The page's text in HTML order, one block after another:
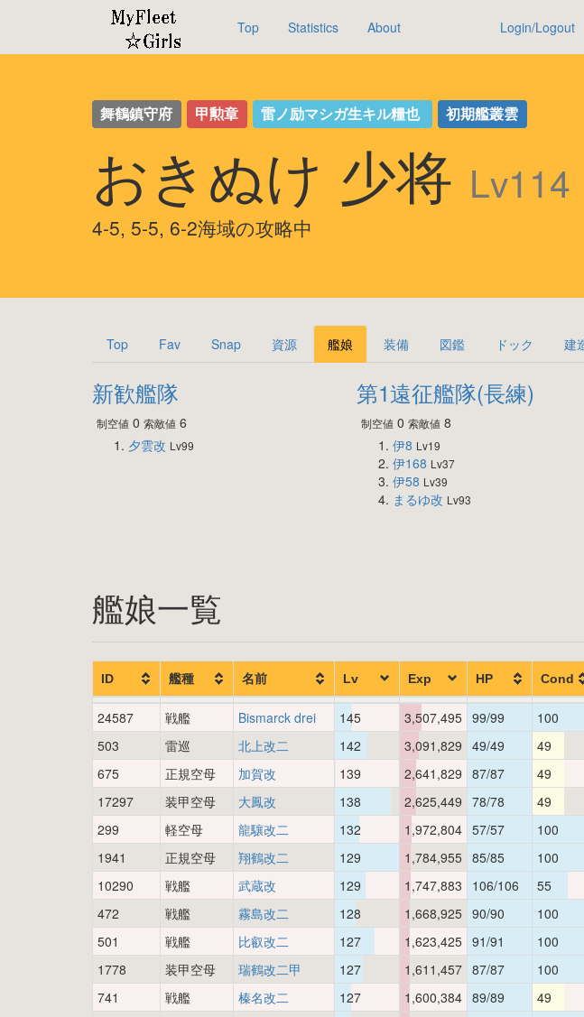
Top Statistics About Login/Logout
舞鶴鎮守府 甲勲章 雷ノ励マシガ生キル糧也 初期艦叢雲
おきぬけ 少将 Lv114
4-5, 5-5, 6-2海域の攻略中
Top Fav Snap 資源 艦娘 装備 図鑑 ドック 建
新歓艦隊
制空値 0 索敵値 6
夕雲改 Lv99
第1遠征艦隊(長練)
制空値0 索敵値8
伊8 Lv19
伊168 Lv37
伊58 Lv39
まるゆ改 Lv93
艦娘一覧
ID 艦種 名前 Lv Exp HP Cond
24587 戦艦 Bismarck drei 145 3,507,495 99/99 100
503
雷巡 北上改二 142 3,091,829 49/49 49
675
正規空母 加賀改 139 2,641,829 87/87 49
17297
装甲空母 大鳳改 138 2,625,449 78/78 49
299
軽空母 龍驤改二 132 1,972,804 57/57 100
1941
正規空母 翔鶴改二 129 1,784,955 85/85 100
10290
戦艦 武蔵改 129 1,747,883 106/106 55
472
戦艦 霧島改二 128 1,668,925 90/90 100
501
戦艦 比叡改二 127 1,623,425 91/91 100
1778
装甲空母 瑞鶴改二甲 127 1,611,457 87/87 100
741
戦艦 榛名改二 127 1,600,384 89/89 49